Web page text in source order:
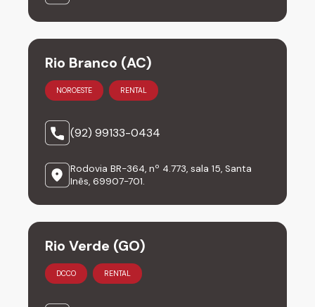
Rio Branco (AC)
NOROESTE RENTAL
(92) 99133-0434
Rodovia BR-364, nº 4.773, sala 15, Santa
Inês, 69907-701.
Rio Verde (GO)
DCCO RENTAL